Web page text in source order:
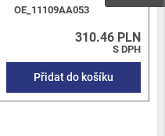
OE_11109AA053
310.46 PLN
S DPH
Přidat do košíku